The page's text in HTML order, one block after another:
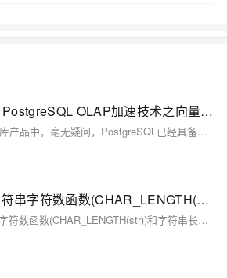
各个行业的企业客户和开发者提供从公共云到
PgSQL · 应用案例 · PostgreSQL OLAP加速技术之向量计算
背景 在主流的OLTP数据库产品中，毫无疑问，PostgreSQL已经具备非常强大的竞争力（性能、功能、稳定性、成熟度、案例、跨行业应用等）。 通过这些文章我们可以了解更细致的情况。 《数据库十八摸 - 致 架构师、开发者》 《数据库界的华山论剑 tpc.org》 《PostgreSQL 前世今生》 在OLAP领域，PostgreSQL社区也是豪情万丈的，比如内核已经实现了基于CPU的多
PostgreSQL 计算字符串字符数函数(CHAR_LENGTH(str))和字符串长度函数(LENGTH(str))
PostgreSQL 计算字符串字符数函数(CHAR_LENGTH(str))和字符串长度函数(LENGTH(str))